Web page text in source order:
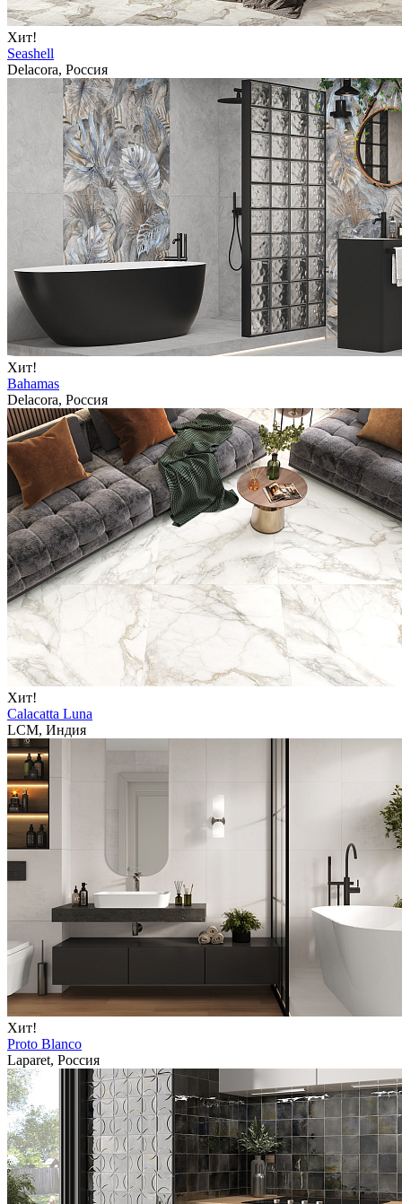
Хит!
Seashell
Delacora, Россия
Хит!
Bahamas
Delacora, Россия
Хит!
Calacatta Luna
LCM, Индия
Хит!
Proto Blanco
Laparet, Россия